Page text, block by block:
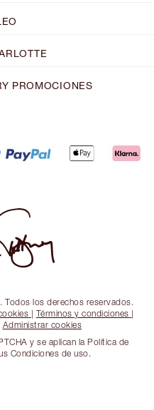
PROMOCIONES
los derechos reservados.
| Términos y condiciones |
Administrar cookies
y se aplican la Política de
Condiciones de uso.